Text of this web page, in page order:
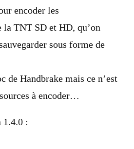
encoder les
la TNT SD et HD, qu’on
sous forme de
de Handbrake mais ce n’est
à encoder…
1.4.0 :